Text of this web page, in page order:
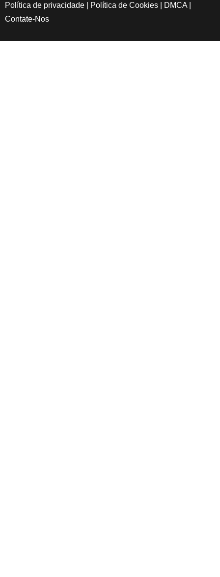
Política de privacidade
Política de Cookies DMCA
Contate-Nos